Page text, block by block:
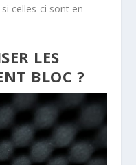
celles-ci sont en
LES
BLOC ?